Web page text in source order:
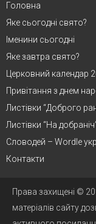
Головна
Яке сьогодні свято?
Іменини сьогодні
Яке завтра свято?
Церковний календар
Привітання з днем
Листівки “Доброго
Листівки “На
Словодей – Wordle
Контакти
Права захищені ©
матеріалів сайту